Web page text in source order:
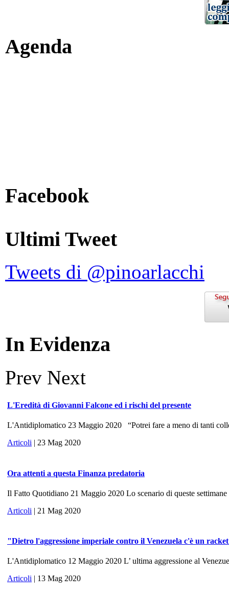
Agenda
Facebook
Ultimi Tweet
Tweets di @pinoarlacchi
In Evidenza
Prev Next
L'Eredità di Giovanni Falcone ed i rischi del presente
L'Antidiplomatico 23 Maggio 2020 “Potrei fare a meno di tanti
Articoli | 23 Mag 2020
Ora attenti a questa Finanza predatoria
Il Fatto Quotidiano 21 Maggio 2020 Lo scenario di queste
Articoli | 21 Mag 2020
"Dietro l'aggressione imperiale contro il Venezuela c'è un
L'Antidiplomatico 12 Maggio 2020 L’ ultima aggressione al
Articoli | 13 Mag 2020